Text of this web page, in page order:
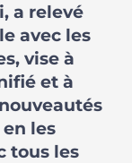
a relevé
avec les
vise à
et à
les
tous les